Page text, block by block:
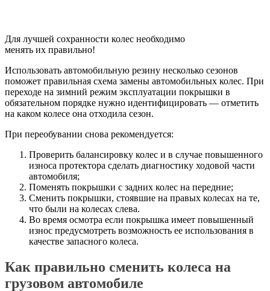
Для лучшей сохранности колес необходимо
менять их правильно!
Использовать автомобильную резину несколько сезонов
поможет правильная схема замены автомобильных колес. При
переходе на зимний режим эксплуатации покрышки в
обязательном порядке нужно идентифицировать — отметить
на каком колесе она отходила сезон.
При переобувании снова рекомендуется:
Проверить балансировку колес и в случае повышенного
износа протектора сделать диагностику ходовой части
автомобиля;
Поменять покрышки с задних колес на передние;
Сменить покрышки, стоявшие на правых колесах на те,
что были на колесах слева.
Во время осмотра если покрышка имеет повышенный
износ предусмотреть возможность ее использования в
качестве запасного колеса.
Как правильно сменить колеса на
грузовом автомобиле